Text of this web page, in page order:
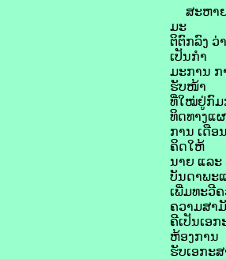
ສະຫາຍ
ມະ
ຕິຕົກລົງ ວ່
ເປັນກຳ
ມະການ ກ
ຮັບໜ້າ
ທີ່ໃໝ່ຢູ່ກົມ
ທິດທາງແ
ການ ເດືອ
ຄິດໃຫ້
ນາຍ ແລະ
ບັນດາພະ
ເພີ່ມທະວີ
ຄວາມສາ
ຄີເປັນເອ
ຫ້ອງການ
ຮັບເອກະ